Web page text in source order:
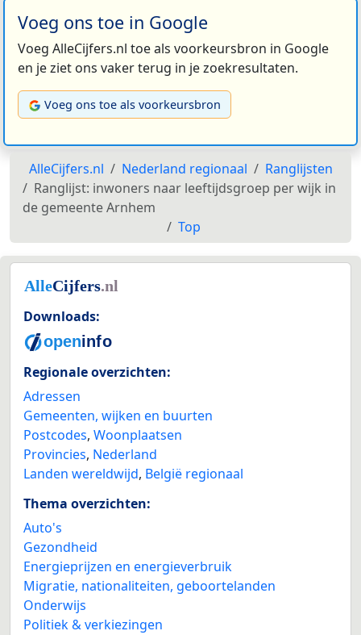
Voeg ons toe in Google
Voeg AlleCijfers.nl toe als voorkeursbron in Google
en je ziet ons vaker terug in je zoekresultaten.
Voeg ons toe als voorkeursbron
AlleCijfers.nl Nederland regionaal
Ranglijsten
Ranglijst: inwoners naar leeftijdsgroep per wijk in
de gemeente Arnhem
Top
Downloads:
Regionale overzichten:
Adressen
Gemeenten, wijken en buurten
Postcodes, Woonplaatsen
Provincies, Nederland
Landen wereldwijd, België regionaal
Thema overzichten:
Auto's
Gezondheid
Energieprijzen en energieverbruik
Migratie, nationaliteiten, geboortelanden
Onderwijs
Politiek & verkiezingen